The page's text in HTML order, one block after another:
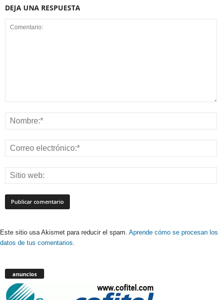
DEJA UNA RESPUESTA
Este sitio usa Akismet para reducir el spam. Aprende cómo se procesan los
datos de tus comentarios.
anuncios